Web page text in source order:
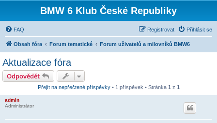
BMW 6 Klub České Republiky
FAQ Přihlásit se
Registrovat
Obsah fóra Forum tematické Forum uživatelů a milovníků BMW6
Aktualizace fóra
Odpovědět
Přejít na nepřečtené příspěvky• 1 příspěvek • Stránka 1 z 1
admin
Administrátor